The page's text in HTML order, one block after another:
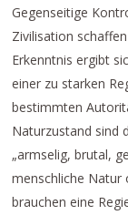
Gegenseitige
Zivilisation
Erkenntnis ergibt
einer zu starken
bestimmten
Naturzustand sind
„armselig, brutal,
menschliche Natur
brauchen eine